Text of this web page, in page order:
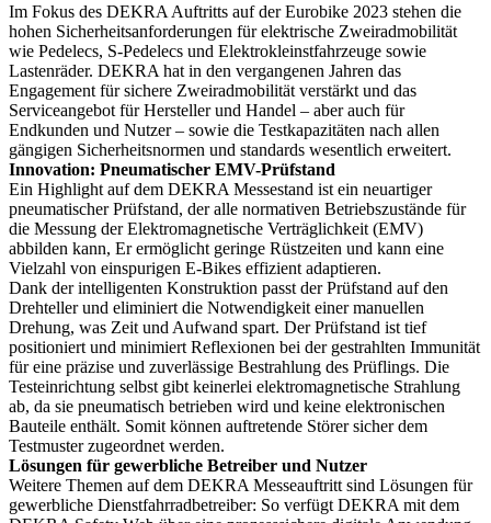
Im Fokus des DEKRA Auftritts auf der Eurobike 2023 stehen die
hohen Sicherheitsanforderungen für elektrische Zweiradmobilität
wie Pedelecs, S-Pedelecs und Elektrokleinstfahrzeuge sowie
Lastenräder. DEKRA hat in den vergangenen Jahren das
Engagement für sichere Zweiradmobilität verstärkt und das
Serviceangebot für Hersteller und Handel – aber auch für
Endkunden und Nutzer – sowie die Testkapazitäten nach allen
gängigen Sicherheitsnormen und standards wesentlich erweitert.
Innovation: Pneumatischer EMV-Prüfstand
Ein Highlight auf dem DEKRA Messestand ist ein neuartiger
pneumatischer Prüfstand, der alle normativen Betriebszustände für
die Messung der Elektromagnetische Verträglichkeit (EMV)
abbilden kann, Er ermöglicht geringe Rüstzeiten und kann eine
Vielzahl von einspurigen E-Bikes effizient adaptieren.
Dank der intelligenten Konstruktion passt der Prüfstand auf den
Drehteller und eliminiert die Notwendigkeit einer manuellen
Drehung, was Zeit und Aufwand spart. Der Prüfstand ist tief
positioniert und minimiert Reflexionen bei der gestrahlten Immunität
für eine präzise und zuverlässige Bestrahlung des Prüflings. Die
Testeinrichtung selbst gibt keinerlei elektromagnetische Strahlung
ab, da sie pneumatisch betrieben wird und keine elektronischen
Bauteile enthält. Somit können auftretende Störer sicher dem
Testmuster zugeordnet werden.
Lösungen für gewerbliche Betreiber und Nutzer
Weitere Themen auf dem DEKRA Messeauftritt sind Lösungen für
gewerbliche Dienstfahrradbetreiber: So verfügt DEKRA mit dem